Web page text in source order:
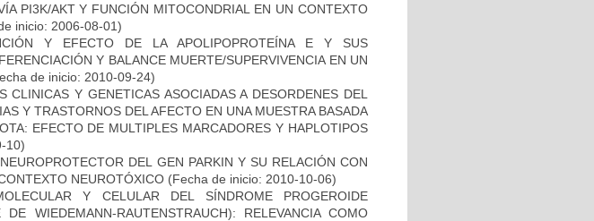
PI3K/AKT Y FUNCIÓN MITOCONDRIAL EN UN CONTEXTO
inicio: 2006-08-01)
Y EFECTO DE LA APOLIPOPROTEÍNA E Y SUS
Y BALANCE MUERTE/SUPERVIVENCIA EN UN
de inicio: 2010-09-24)
CLINICAS Y GENETICAS ASOCIADAS A DESORDENES DEL
Y TRASTORNOS DEL AFECTO EN UNA MUESTRA BASADA
EFECTO DE MULTIPLES MARCADORES Y HAPLOTIPOS
10)
DEL GEN PARKIN Y SU RELACIÓN CON
NEUROTÓXICO (Fecha de inicio: 2010-10-06)
Y CELULAR DEL SÍNDROME PROGEROIDE
DE WIEDEMANN-RAUTENSTRAUCH): RELEVANCIA COMO